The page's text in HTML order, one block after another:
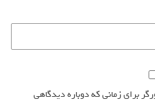
برای زمانی که دوباره دیدگاهی